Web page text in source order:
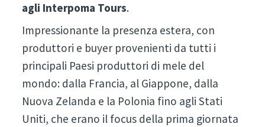
agli Interpoma Tours.
Impressionante la presenza estera, con
produttori e buyer provenienti da tutti i
principali Paesi produttori di mele del
mondo: dalla Francia, al Giappone, dalla
Nuova Zelanda e la Polonia fino agli Stati
Uniti, che erano il focus della prima giornata